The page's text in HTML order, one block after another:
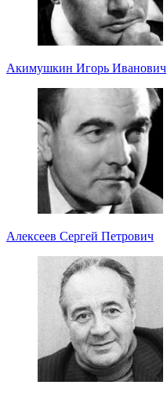
Акимушкин Игорь Иванович
Алексеев Сергей Петрович